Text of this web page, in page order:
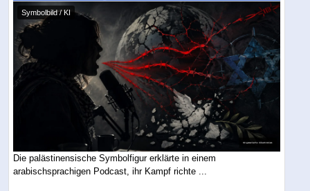
Symbolbild / KI
Die palästinensische Symbolfigur erklärte in einem
arabischsprachigen Podcast, ihr Kampf richte ...